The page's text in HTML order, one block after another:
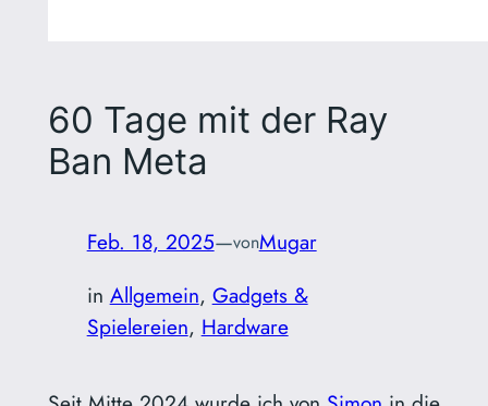
60 Tage mit der Ray
Ban Meta
Feb. 18, 2025—vonMugar
in Allgemein, Gadgets &
Spielereien, Hardware